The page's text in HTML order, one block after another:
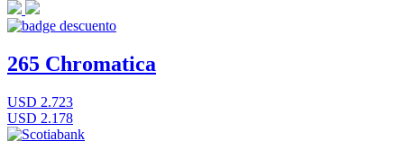
265 Chromatica
USD 2.723
USD 2.178